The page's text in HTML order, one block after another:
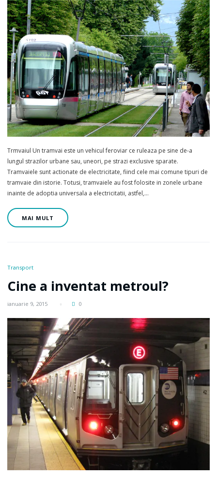
Trmvaiul Un tramvai este un vehicul feroviar ce ruleaza pe sine de-a
lungul strazilor urbane sau, uneori, pe strazi exclusive sparate.
Tramvaiele sunt actionate de electricitate, fiind cele mai comune tipuri de
tramvaie din istorie. Totusi, tramvaiele au fost folosite in zonele urbane
inainte de adoptia universala a electricitatii, astfel,…
MAI MULT
Transport
Cine a inventat metroul?
ianuarie 9, 2015 0